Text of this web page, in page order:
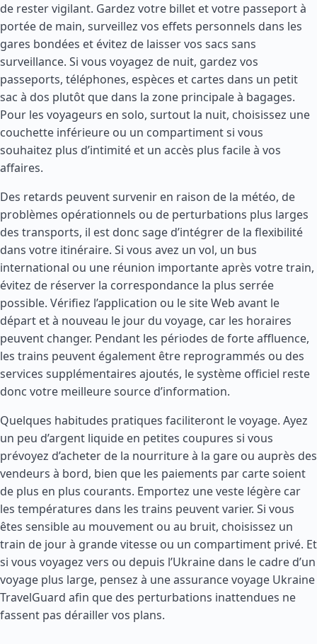
de rester vigilant. Gardez votre billet et votre passeport à
portée de main, surveillez vos effets personnels dans les
gares bondées et évitez de laisser vos sacs sans
surveillance. Si vous voyagez de nuit, gardez vos
passeports, téléphones, espèces et cartes dans un petit
sac à dos plutôt que dans la zone principale à bagages.
Pour les voyageurs en solo, surtout la nuit, choisissez une
couchette inférieure ou un compartiment si vous
souhaitez plus d’intimité et un accès plus facile à vos
affaires.
Des retards peuvent survenir en raison de la météo, de
problèmes opérationnels ou de perturbations plus larges
des transports, il est donc sage d’intégrer de la flexibilité
dans votre itinéraire. Si vous avez un vol, un bus
international ou une réunion importante après votre train,
évitez de réserver la correspondance la plus serrée
possible. Vérifiez l’application ou le site Web avant le
départ et à nouveau le jour du voyage, car les horaires
peuvent changer. Pendant les périodes de forte affluence,
les trains peuvent également être reprogrammés ou des
services supplémentaires ajoutés, le système officiel reste
donc votre meilleure source d’information.
Quelques habitudes pratiques faciliteront le voyage. Ayez
un peu d’argent liquide en petites coupures si vous
prévoyez d’acheter de la nourriture à la gare ou auprès des
vendeurs à bord, bien que les paiements par carte soient
de plus en plus courants. Emportez une veste légère car
les températures dans les trains peuvent varier. Si vous
êtes sensible au mouvement ou au bruit, choisissez un
train de jour à grande vitesse ou un compartiment privé. Et
si vous voyagez vers ou depuis l’Ukraine dans le cadre d’un
voyage plus large, pensez à une assurance voyage Ukraine
TravelGuard afin que des perturbations inattendues ne
fassent pas dérailler vos plans.